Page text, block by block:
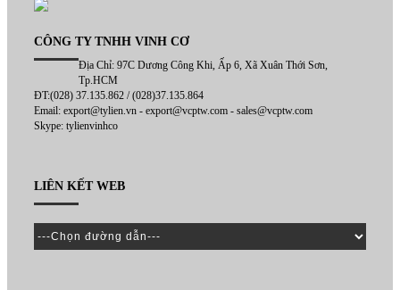
CÔNG TY TNHH VINH CƠ
Địa Chỉ: 97C Dương Công Khi, Ấp 6, Xã Xuân Thới Sơn,
Tp.HCM
ĐT:(028) 37.135.862 / (028)37.135.864
Email: export@tylien.vn - export@vcptw.com - sales@vcptw.com
Skype: tylienvinhco
LIÊN KẾT WEB